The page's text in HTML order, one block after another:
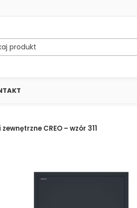
zewnętrzne CREO – wzór 311